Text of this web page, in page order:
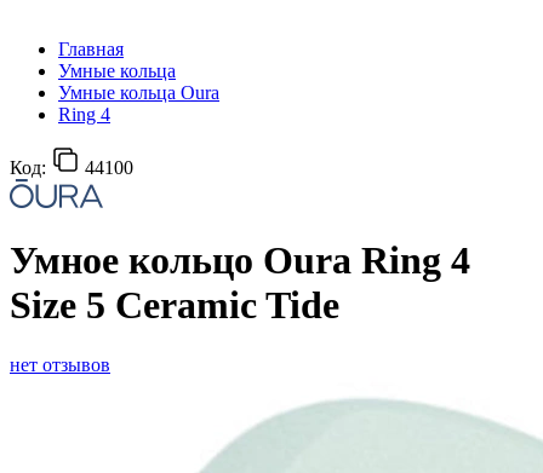
Главная
Умные кольца
Умные кольца Oura
Ring 4
Код: 44100
Умное кольцо Oura Ring 4
Size 5 Ceramic Tide
нет отзывов